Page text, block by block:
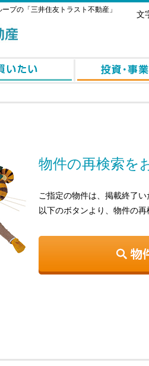
プの「三井住友トラスト不動産」 文
物件の再検索を
ご指定の物件は、掲載終了い
以下のボタンより、物件の再